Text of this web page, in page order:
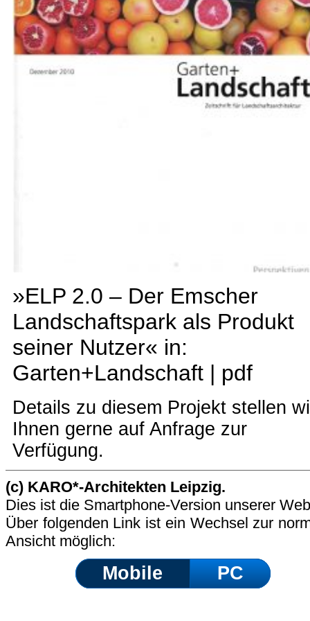
»ELP 2.0 – Der Emscher
Landschaftspark als Produkt
seiner Nutzer« in:
Garten+Landschaft | pdf
Details zu diesem Projekt stellen
Ihnen gerne auf Anfrage zur
Verfügung.
(c) KARO*-Architekten Leipzig.
Dies ist die Smartphone-Version unserer
Über folgenden Link ist ein Wechsel zur
Ansicht möglich:
Mobile PC